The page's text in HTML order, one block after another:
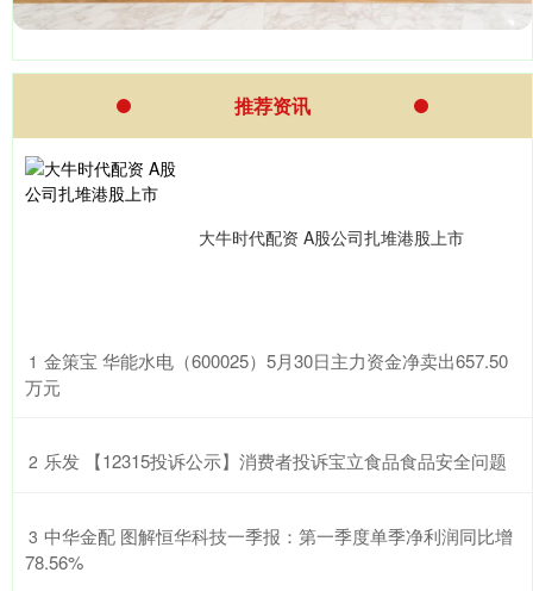
推荐资讯
大牛时代配资 A股公司扎堆港股上市
1 ​金策宝 华能水电（600025）5月30日主力资金净卖出657.50
万元
2 ​乐发 【12315投诉公示】消费者投诉宝立食品食品安全问题
3 ​中华金配 图解恒华科技一季报：第一季度单季净利润同比增
78.56%